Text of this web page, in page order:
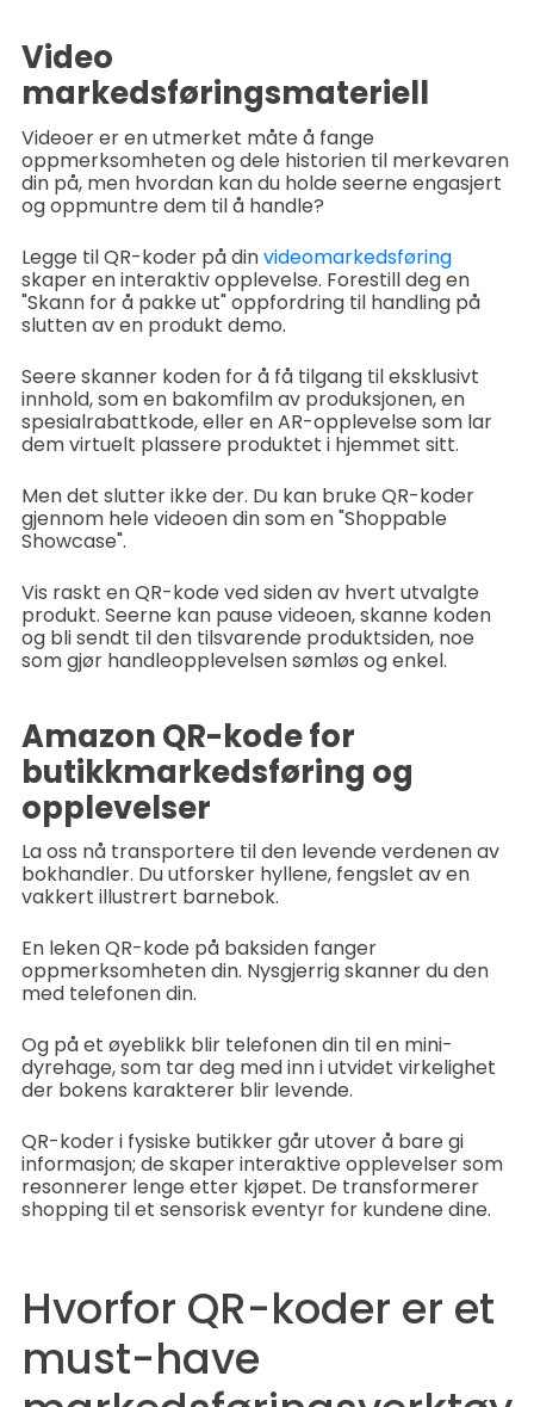
Video
markedsføringsmateriell
Videoer er en utmerket måte å fange
oppmerksomheten og dele historien til merkevaren
din på, men hvordan kan du holde seerne engasjert
og oppmuntre dem til å handle?
Legge til QR-koder på dinvideomarkedsføring
skaper en interaktiv opplevelse. Forestill deg en
"Skann for å pakke ut" oppfordring til handling på
slutten av en produkt demo.
Seere skanner koden for å få tilgang til eksklusivt
innhold, som en bakomfilm av produksjonen, en
spesialrabattkode, eller en AR-opplevelse som lar
dem virtuelt plassere produktet i hjemmet sitt.
Men det slutter ikke der. Du kan bruke QR-koder
gjennom hele videoen din som en "Shoppable
Showcase".
Vis raskt en QR-kode ved siden av hvert utvalgte
produkt. Seerne kan pause videoen, skanne koden
og bli sendt til den tilsvarende produktsiden, noe
som gjør handleopplevelsen sømløs og enkel.
Amazon QR-kode for
butikkmarkedsføring og
opplevelser
La oss nå transportere til den levende verdenen av
bokhandler. Du utforsker hyllene, fengslet av en
vakkert illustrert barnebok.
En leken QR-kode på baksiden fanger
oppmerksomheten din. Nysgjerrig skanner du den
med telefonen din.
Og på et øyeblikk blir telefonen din til en mini-
dyrehage, som tar deg med inn i utvidet virkelighet
der bokens karakterer blir levende.
QR-koder i fysiske butikker går utover å bare gi
informasjon; de skaper interaktive opplevelser som
resonnerer lenge etter kjøpet. De transformerer
shopping til et sensorisk eventyr for kundene dine.
Hvorfor QR-koder er et
must-have